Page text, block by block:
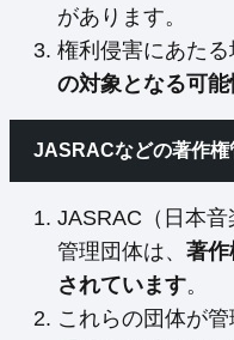
があります。
権利侵害にあたる
の対象となる可能
JASRACなどの著作権
JASRAC（日本
管理団体は、 著作
されています。
これらの団体が管